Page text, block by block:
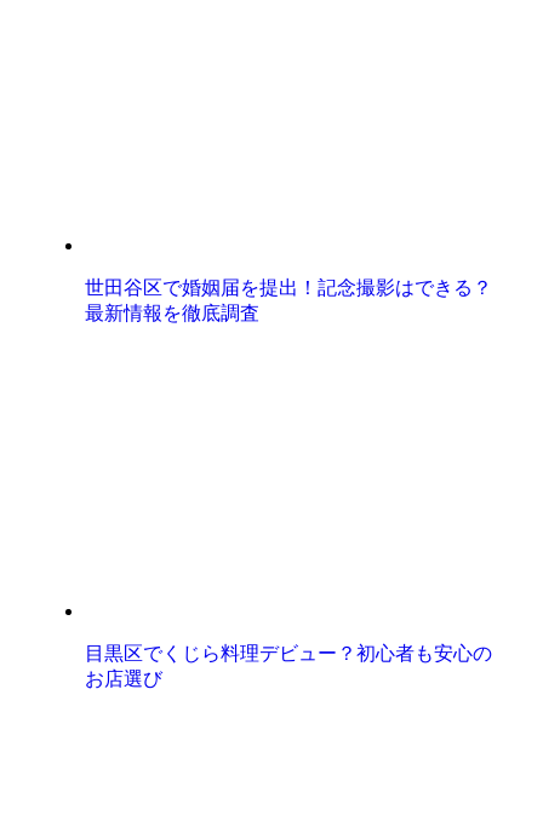
世田谷区で婚姻届を提出！記念撮影はできる？
最新情報を徹底調査
目黒区でくじら料理デビュー？初心者も安心の
お店選び